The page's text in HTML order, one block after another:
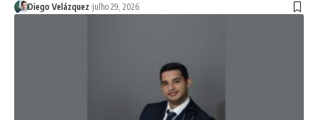
Diego Velázquez julho 29, 2026